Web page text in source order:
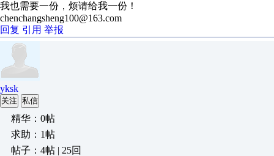
我也需要一份，烦请给我一份！
chenchangsheng100@163.com
回复 引用 举报
yksk
关注 私信
精华：0帖
求助：1帖
帖子：4帖 | 25回